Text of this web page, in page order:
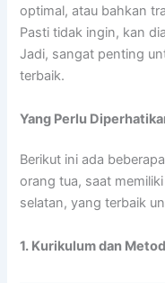
optimal, atau bahkan
Pasti tidak ingin, kan
Jadi, sangat penting
terbaik.
Yang Perlu
Berikut ini ada
orang tua, saat
selatan, yang terbaik
1. Kurikulum dan